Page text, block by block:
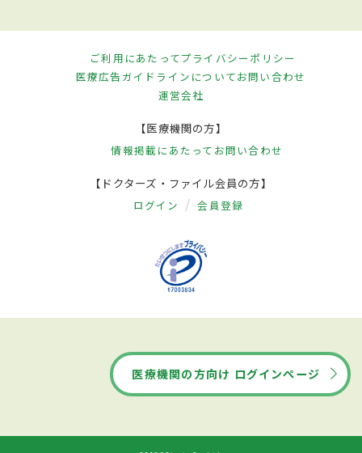
ご利用にあたってプライバシーポリシー
医療広告ガイドラインについてお問い合わせ
運営会社
【医療機関の方】
情報掲載にあたって お問い合わせ
【ドクターズ・ファイル会員の方】
ログイン 会員登録
医療機関の方向け ログインページ